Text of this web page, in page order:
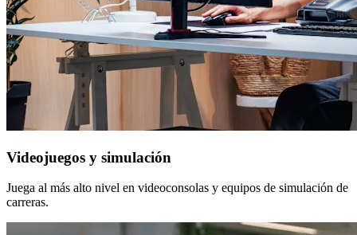
Videojuegos y simulación
Juega al más alto nivel en videoconsolas y equipos de simulación de
carreras.